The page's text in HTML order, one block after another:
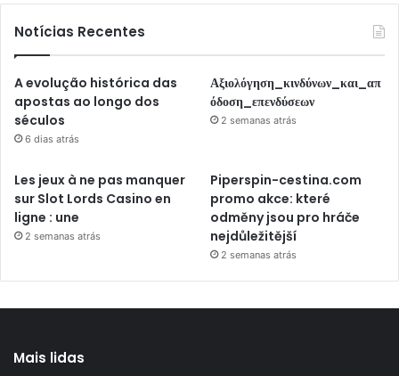
Notícias Recentes
A evolução histórica das
apostas ao longo dos
séculos
6 dias atrás
Αξιολόγηση_κινδύνων_και_απ
όδοση_επενδύσεων
2 semanas atrás
Les jeux à ne pas manquer
sur Slot Lords Casino en
ligne : une
2 semanas atrás
Piperspin-cestina.com
promo akce: které
odměny jsou pro hráče
nejdůležitější
2 semanas atrás
Mais lidas